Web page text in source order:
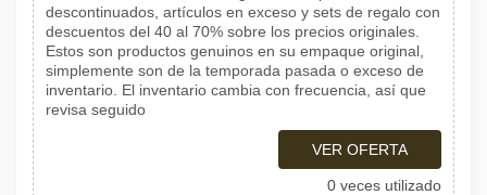
descontinuados, artículos en exceso y sets de regalo con
descuentos del 40 al 70% sobre los precios originales.
Estos son productos genuinos en su empaque original,
simplemente son de la temporada pasada o exceso de
inventario. El inventario cambia con frecuencia, así que
revisa seguido
VER OFERTA
0 veces utilizado